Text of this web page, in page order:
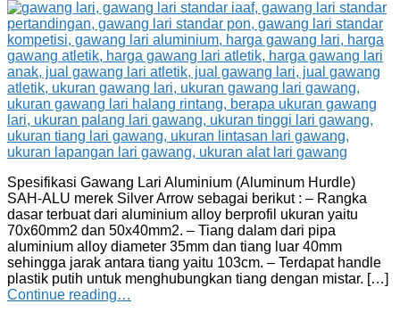
Spesifikasi Gawang Lari Aluminium (Aluminum Hurdle)
SAH-ALU merek Silver Arrow sebagai berikut : – Rangka
dasar terbuat dari aluminium alloy berprofil ukuran yaitu
70x60mm2 dan 50x40mm2. – Tiang dalam dari pipa
aluminium alloy diameter 35mm dan tiang luar 40mm
sehingga jarak antara tiang yaitu 103cm. – Terdapat handle
plastik putih untuk menghubungkan tiang dengan mistar. […]
Continue reading…